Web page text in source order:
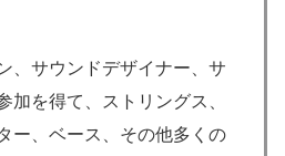
、サウンドデザイナー、サ
加を得て、ストリングス、
ー、ベース、その他多くの